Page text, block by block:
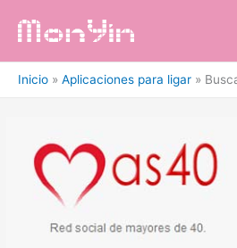
Inicio Aplicaciones para ligar